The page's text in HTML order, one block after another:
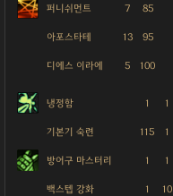
퍼니쉬먼트 7 85
아포스타테 13 95
디에스 이라에 5 100
냉정함 1 1
기본기 숙련 115 1
방어구 마스터리 1 1
백스텝 강화 1 10